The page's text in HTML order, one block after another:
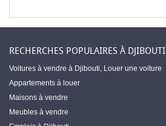
RECHERCHES POPULAIRES À DJIBOUTI
Voitures à vendre à Djibouti, Louer une voiture
Appartements à louer
Maisons à vendre
Meubles à vendre